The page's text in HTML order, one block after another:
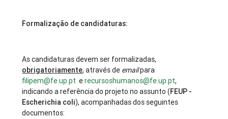
Formalização de candidaturas:
As candidaturas devem ser formalizadas,
obrigatoriamente, através de emailpara
filipem@fe.up.pt erecursoshumanos@fe.up.pt,
indicando a referência do projeto no assunto (FEUP -
Escherichia coli), acompanhadas dos seguintes
documentos: